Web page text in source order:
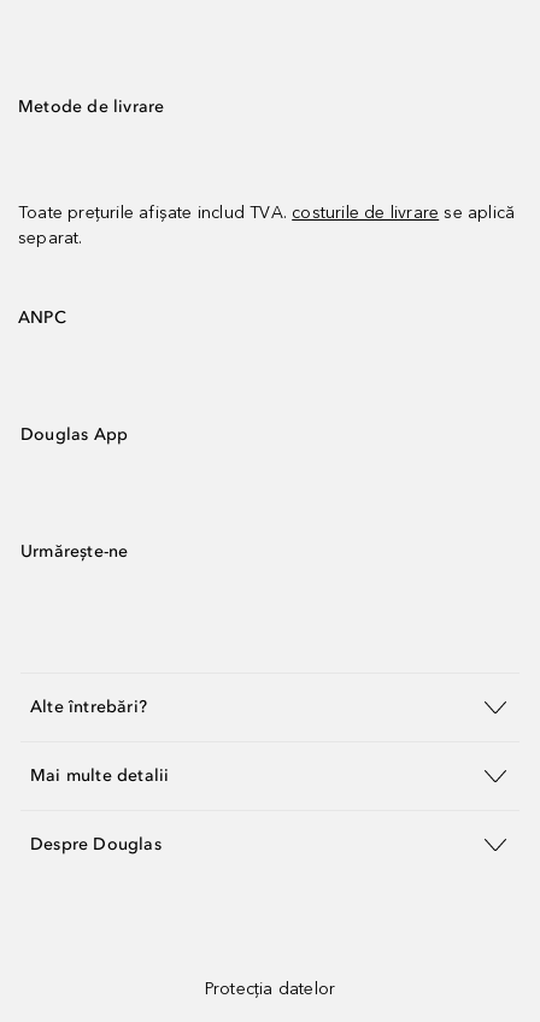
Metode de livrare
Toate prețurile afișate includ TVA. costurile de livrare se aplică
separat.
ANPC
Douglas App
Urmărește-ne
Alte întrebări?
Mai multe detalii
Despre Douglas
Protecția datelor